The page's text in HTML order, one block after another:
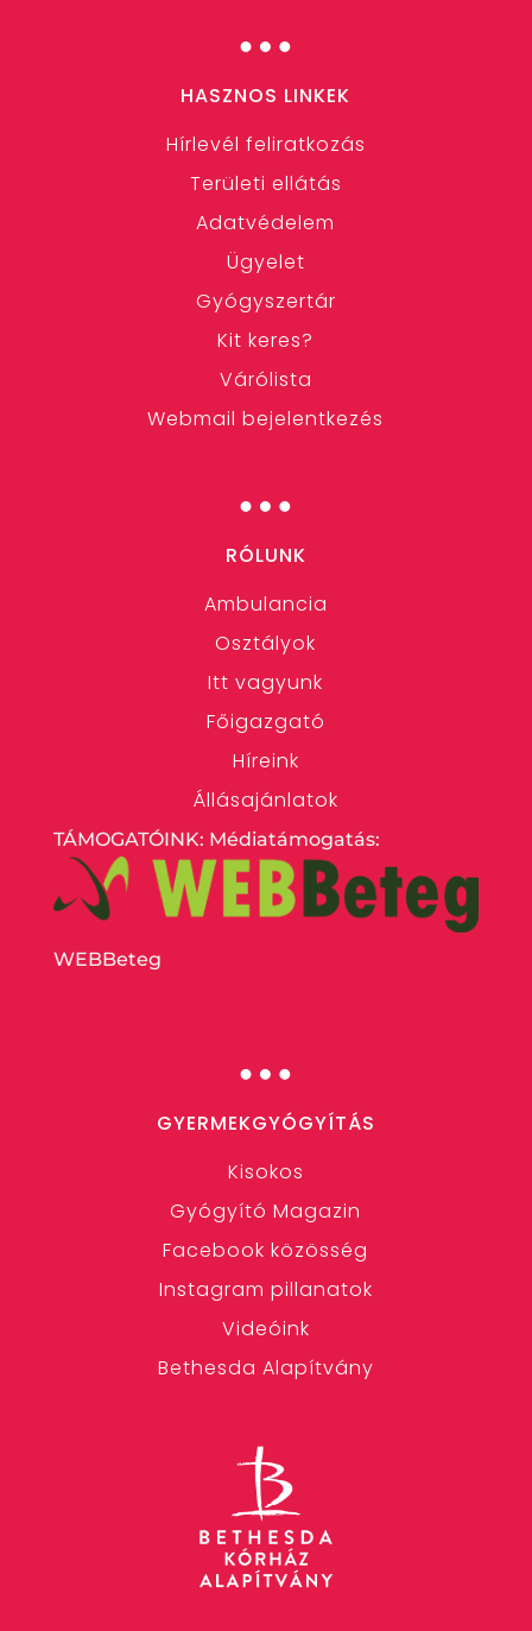
…
HASZNOS LINKEK
Hírlevél feliratkozás
Területi ellátás
Adatvédelem
Ügyelet
Gyógyszertár
Kit keres?
Várólista
Webmail bejelentkezés
…
RÓLUNK
Ambulancia
Osztályok
Itt vagyunk
Főigazgató
Híreink
Állásajánlatok
TÁMOGATÓINK: Médiatámogatás:
WEBBeteg
…
GYERMEKGYÓGYÍTÁS
Kisokos
Gyógyító Magazin
Facebook közösség
Instagram pillanatok
Videóink
Bethesda Alapítvány